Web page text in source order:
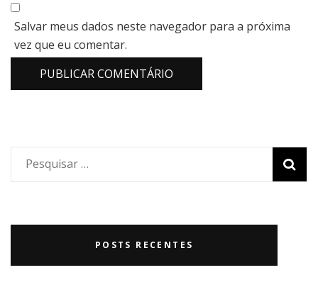
Salvar meus dados neste navegador para a próxima
vez que eu comentar.
Pesquisar
por:
POSTS RECENTES